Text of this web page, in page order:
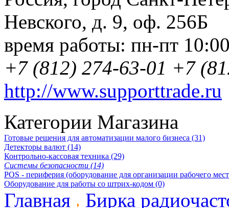
Невского, д. 9, оф. 256Б
время работы: пн-пт
+7 (812) 274-63-01 +7
http://www.supporttrade.ru
Категории Магазина
Готовые решения для автоматизации малого бизнеса (31)
Детекторы валют (14)
Контрольно-кассовая техника (29)
Системы безопасности (14)
POS - периферия (оборудование для организации рабочего
Оборудование для работы со штрих-кодом (0)
Главная
Бирка